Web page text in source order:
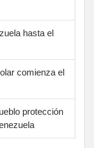
hasta el
comienza el
protección